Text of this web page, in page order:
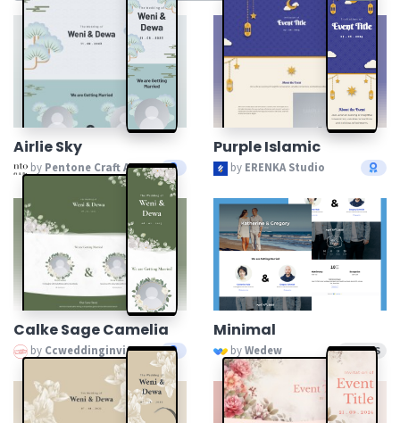
Airlie Sky
by Pentone Craft And Paper
Purple Islamic
by ERENKA Studio
Calke Sage Camelia
by Ccweddinginvitation
Minimal
byWedew GRATIS